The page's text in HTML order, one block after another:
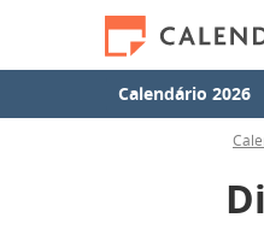
Calendário 2026